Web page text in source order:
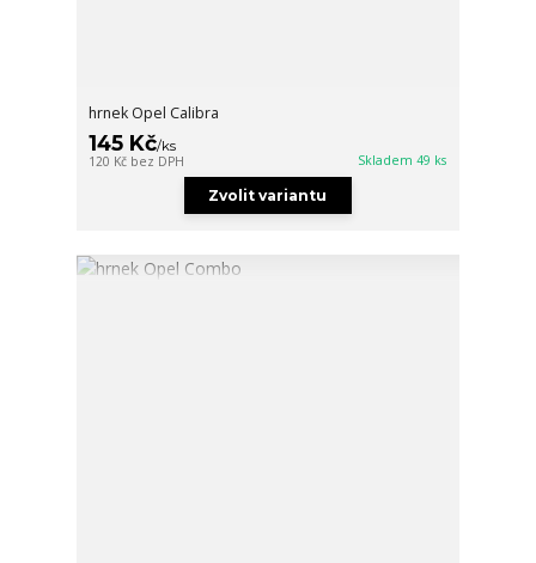
hrnek Opel Calibra
145 Kč/ks
120 Kč bez DPH Skladem 49 ks
Zvolit variantu